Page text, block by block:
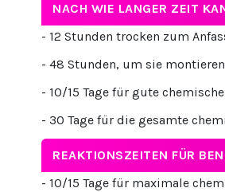
NACH WIE LANGER ZEIT
- 12 Stunden trocken zum
- 48 Stunden, um sie
- 10/15 Tage für gute
- 30 Tage für die gesamte
REAKTIONSZEITEN FÜR
- 10/15 Tage für maximale